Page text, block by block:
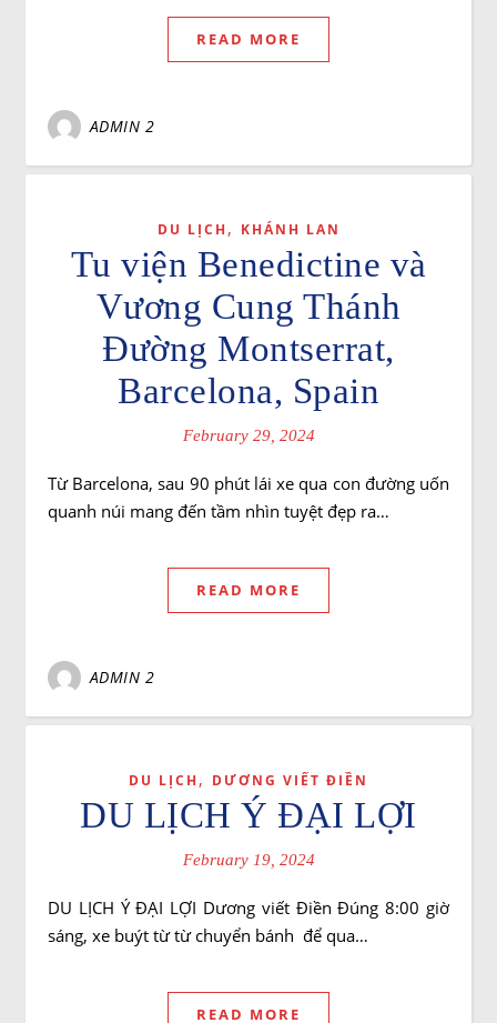
READ MORE
ADMIN 2
DU LỊCH , KHÁNH LAN
Tu viện Benedictine và
Vương Cung Thánh
Đường Montserrat,
Barcelona, Spain
February 29, 2024
Từ Barcelona, ​​sau 90 phút lái xe qua con đường uốn
quanh núi mang đến tầm nhìn tuyệt đẹp ra…
READ MORE
ADMIN 2
DU LỊCH , DƯƠNG VIẾT ĐIỀN
DU LỊCH Ý ĐẠI LỢI
February 19, 2024
DU LỊCH Ý ĐẠI LỢI Dương viết Điền Đúng 8:00 giờ
sáng, xe buýt từ từ chuyển bánh để qua…
READ MORE